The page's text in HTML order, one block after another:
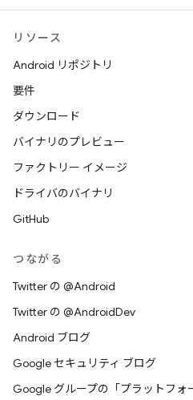
リソース
Android リポジトリ
要件
ダウンロード
バイナリのプレビュー
ファクトリー イメージ
ドライバのバイナリ
GitHub
つながる
Twitter の @Android
Twitter の @AndroidDev
Android ブログ
Google セキュリティ ブログ
Google グループの「プラットフォ